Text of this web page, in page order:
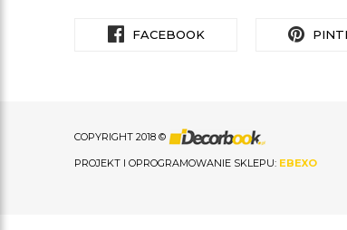
FACEBOOK
COPYRIGHT 2018 ©
PROJEKT I OPROGRAMOWANIE SKLEPU: EBEXO